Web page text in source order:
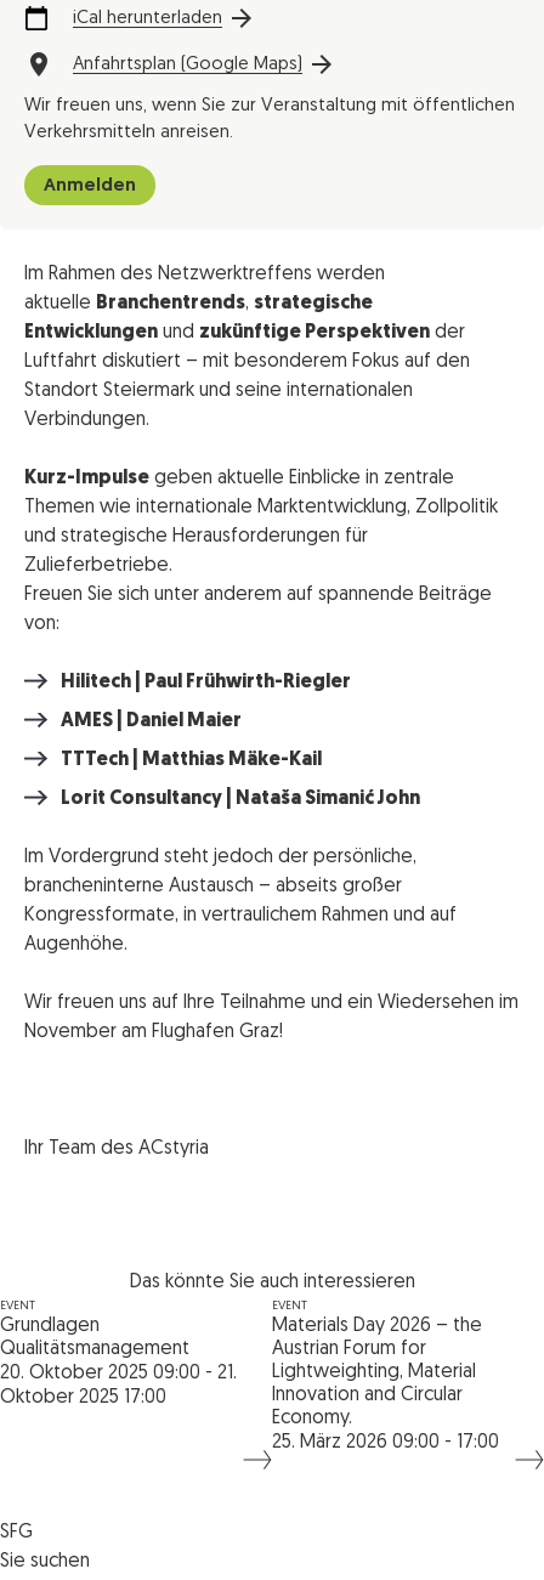
iCal herunterladen
Anfahrtsplan (Google Maps)
Wir freuen uns, wenn Sie zur Veranstaltung mit öffentlichen
Verkehrsmitteln anreisen.
Anmelden
Im Rahmen des Netzwerktreffens werden
aktuelle Branchentrends, strategische
Entwicklungen und zukünftige Perspektiven der
Luftfahrt diskutiert – mit besonderem Fokus auf den
Standort Steiermark und seine internationalen
Verbindungen.
Kurz-Impulse geben aktuelle Einblicke in zentrale
Themen wie internationale Marktentwicklung, Zollpolitik
und strategische Herausforderungen für
Zulieferbetriebe.
Freuen Sie sich unter anderem auf spannende Beiträge
von:
Hilitech | Paul Frühwirth-Riegler
AMES | Daniel Maier
TTTech | Matthias Mäke-Kail
Lorit Consultancy | Nataša Simanić John
Im Vordergrund steht jedoch der persönliche,
brancheninterne Austausch – abseits großer
Kongressformate, in vertraulichem Rahmen und auf
Augenhöhe.
Wir freuen uns auf Ihre Teilnahme und ein Wiedersehen im
November am Flughafen Graz!
Ihr Team des ACstyria
Das könnte Sie auch interessieren
EVENT
Grundlagen
Qualitätsmanagement
20. Oktober 2025 09:00 - 21.
Oktober 2025 17:00
EVENT
Materials Day 2026 – the
Austrian Forum for
Lightweighting, Material
Innovation and Circular
Economy.
25. März 2026 09:00 - 17:00
SFG
Die SFG
Sie suchen